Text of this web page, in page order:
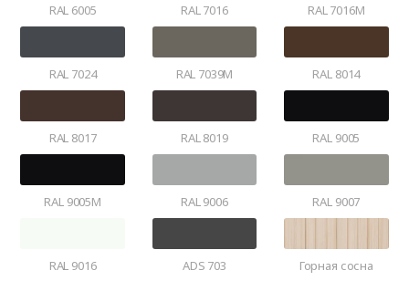
RAL 6005 RAL 7016 RAL 7016M
RAL 7024 RAL 7039M RAL 8014
RAL 8017 RAL 8019 RAL 9005
RAL 9005M RAL 9006 RAL 9007
RAL 9016 ADS 703 Горная сосна